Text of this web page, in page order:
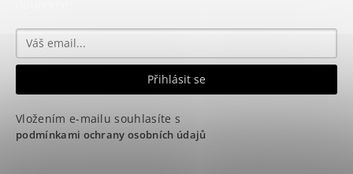
Vložením e-mailu souhlasíte s
podmínkami ochrany osobních údajů